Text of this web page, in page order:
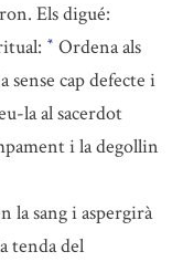
Els digué:
* Ordena als
cap defecte i
la al sacerdot
i la degollin
la sang i aspergirà
tenda del